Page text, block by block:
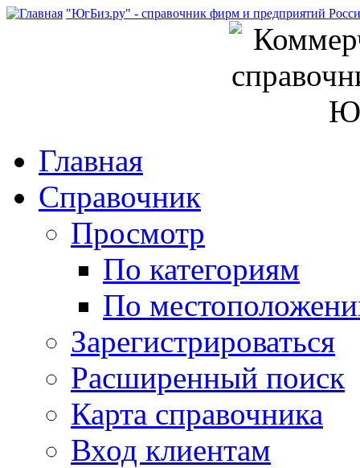
"ЮгБиз.ру" - справочник фирм и предприятий
Главная
Справочник
Просмотр
По категориям
По
Зарегистрироваться
Расширенный поиск
Карта справочника
Вход клиентам